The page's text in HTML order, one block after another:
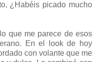
¿Habéis picado mucho
que me parece de esos
En el look de hoy
con volante que me